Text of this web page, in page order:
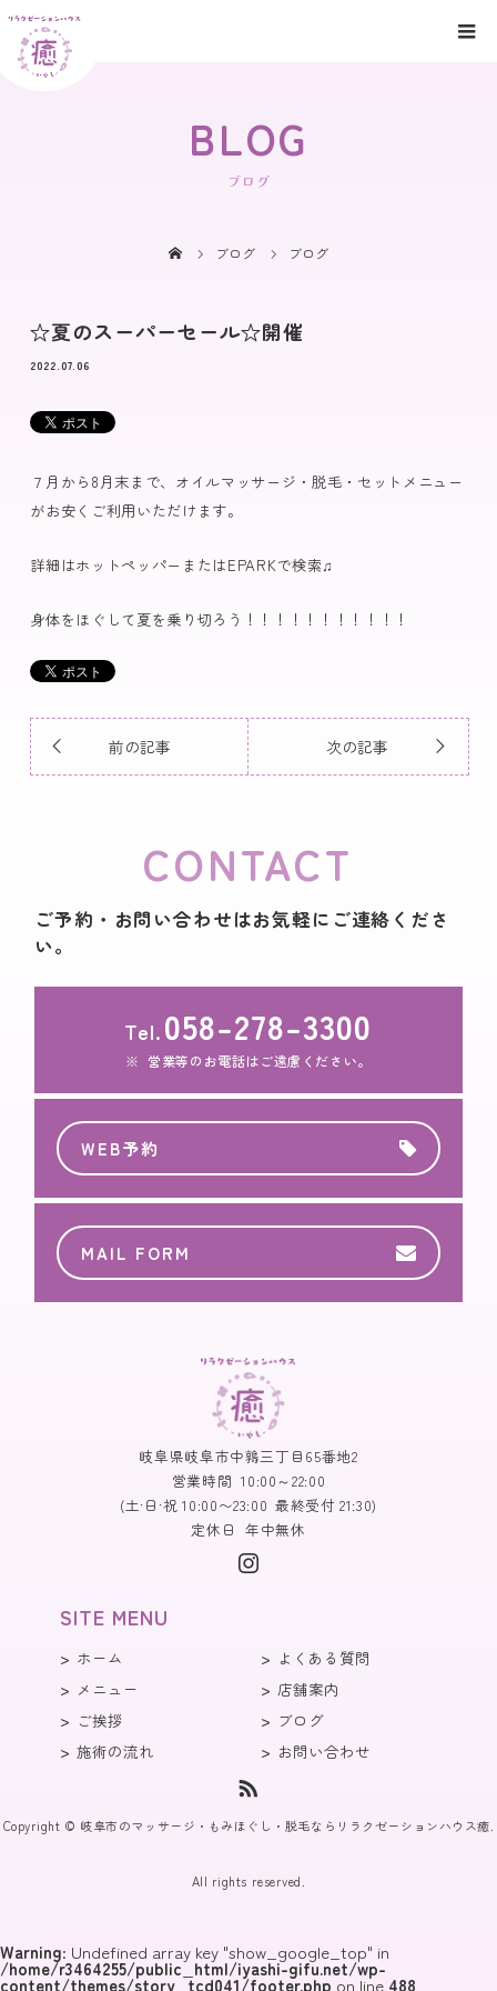
BLOG
ブログ
ブログ ブログ
☆夏のスーパーセール☆開催
2022.07.06
７月から8月末まで、オイルマッサージ・脱毛・セットメニュー
がお安くご利用いただけます。
詳細はホットペッパーまたはEPARKで検索♫
身体をほぐして夏を乗り切ろう！！！！！！！！！！！
前の記事 次の記事
CONTACT
ご予約・お問い合わせはお気軽にご連絡くださ
い。
Tel.058-278-3300
営業等のお電話はご遠慮ください。
WEB予約
MAIL FORM
岐阜県岐阜市中鶉三丁目65番地2
営業時間 10:00～22:00
(土·日·祝 10:00〜23:00 最終受付 21:30)
定休日 年中無休
SITE MENU
ホーム
メニュー
ご挨拶
施術の流れ
よくある質問
店舗案内
ブログ
お問い合わせ
Copyright © 岐阜市のマッサージ・もみほぐし・脱毛ならリラクゼーションハウス癒.
All rights reserved.
Warning: Undefined array key "show_google_top" in
/home/r3464255/public_html/iyashi-gifu.net/wp-
content/themes/story_tcd041/footer.php on line 488